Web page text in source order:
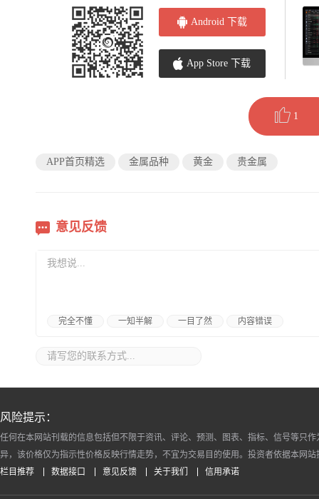
Android 下载
App Store 下载
1
APP首页精选 金属品种 黄金 贵金属
意见反馈
完全不懂 一知半解 一目了然 内容错误
风险提示：
任何在本网站刊载的信息包括但不限于资讯、评论、预测、图表、指标、信号等只
异，该价格仅为指示性价格反映行情走势，不宜为交易目的使用。投资者依据本网
栏目推荐
数据接口 意见反馈 关于我们 信用承诺